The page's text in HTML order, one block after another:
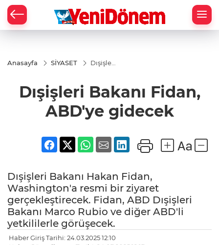
Anasayfa SİYASET
Dışişleri
ABD'ye
gidecek
Dışişleri Bakanı Fidan,
ABD'ye gidecek
Dışişleri Bakanı Hakan Fidan,
Washington'a resmi bir ziyaret
gerçekleştirecek. Fidan, ABD Dışişleri
Bakanı Marco Rubio ve diğer ABD'li
yetkililerle görüşecek.
Haber Giriş Tarihi: 24.03.2025 12:10